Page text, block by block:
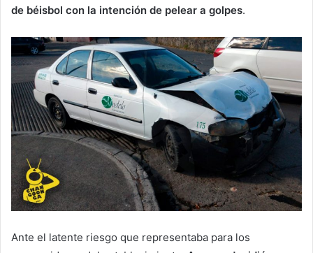
de béisbol con la intención de pelear a golpes.
Ante el latente riesgo que representaba para los